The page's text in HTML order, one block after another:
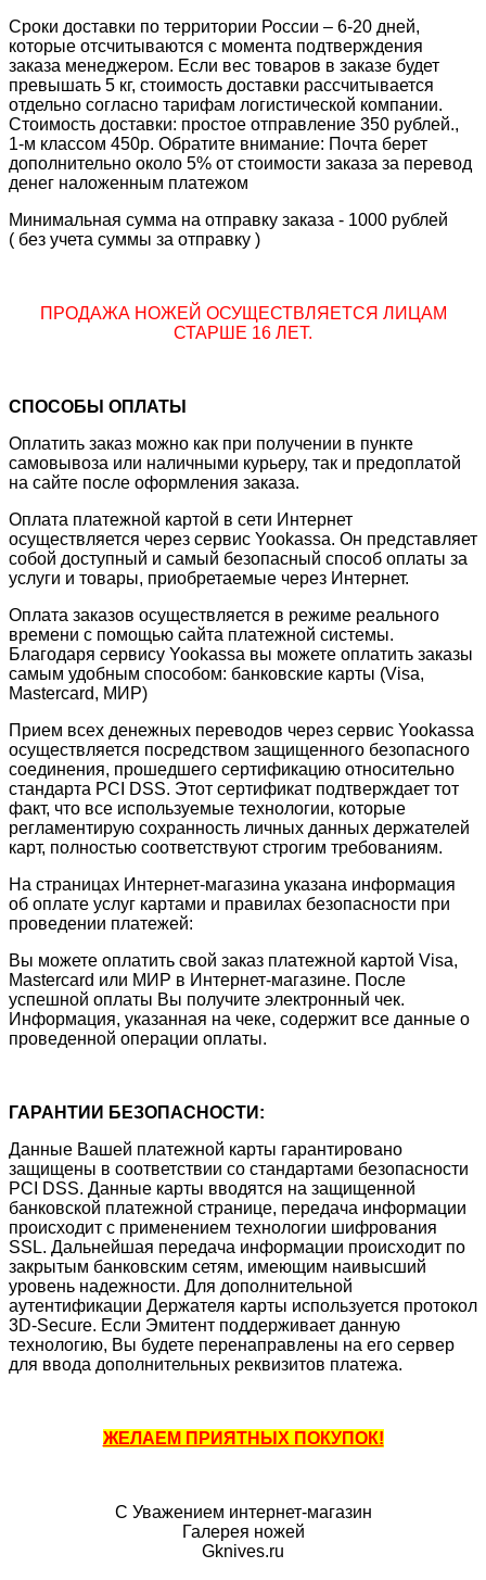
Сроки доставки по территории России – 6-20 дней,
которые отсчитываются с момента подтверждения
заказа менеджером. Если вес товаров в заказе будет
превышать 5 кг, стоимость доставки рассчитывается
отдельно согласно тарифам логистической компании.
Стоимость доставки: простое отправление 350 рублей.,
1-м классом 450р. Обратите внимание: Почта берет
дополнительно около 5% от стоимости заказа за перевод
денег наложенным платежом
Минимальная сумма на отправку заказа - 1000 рублей
( без учета суммы за отправку )
ПРОДАЖА НОЖЕЙ ОСУЩЕСТВЛЯЕТСЯ ЛИЦАМ
СТАРШЕ 16 ЛЕТ.
СПОСОБЫ ОПЛАТЫ
Оплатить заказ можно как при получении в пункте
самовывоза или наличными курьеру, так и предоплатой
на сайте после оформления заказа.
Оплата платежной картой в сети Интернет
осуществляется через сервис Yookassa. Он представляет
собой доступный и самый безопасный способ оплаты за
услуги и товары, приобретаемые через Интернет.
Оплата заказов осуществляется в режиме реального
времени с помощью сайта платежной системы.
Благодаря сервису Yookassa вы можете оплатить заказы
самым удобным способом: банковские карты (Visa,
Mastercard, МИР)
Прием всех денежных переводов через сервис Yookassa
осуществляется посредством защищенного безопасного
соединения, прошедшего сертификацию относительно
стандарта PCI DSS. Этот сертификат подтверждает тот
факт, что все используемые технологии, которые
регламентирую сохранность личных данных держателей
карт, полностью соответствуют строгим требованиям.
На страницах Интернет-магазина указана информация
об оплате услуг картами и правилах безопасности при
проведении платежей:
Вы можете оплатить свой заказ платежной картой Visa,
Mastercard или МИР в Интернет-магазине. После
успешной оплаты Вы получите электронный чек.
Информация, указанная на чеке, содержит все данные о
проведенной операции оплаты.
ГАРАНТИИ БЕЗОПАСНОСТИ:
Данные Вашей платежной карты гарантировано
защищены в соответствии со стандартами безопасности
PCI DSS. Данные карты вводятся на защищенной
банковской платежной странице, передача информации
происходит с применением технологии шифрования
SSL. Дальнейшая передача информации происходит по
закрытым банковским сетям, имеющим наивысший
уровень надежности. Для дополнительной
аутентификации Держателя карты используется протокол
3D-Secure. Если Эмитент поддерживает данную
технологию, Вы будете перенаправлены на его сервер
для ввода дополнительных реквизитов платежа.
ЖЕЛАЕМ ПРИЯТНЫХ ПОКУПОК!
С Уважением интернет-магазин
Галерея ножей
Gknives.ru